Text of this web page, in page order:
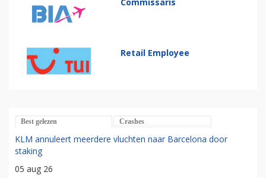
Commissaris
Retail Employee
Best gelezen Crashes
KLM annuleert meerdere vluchten naar Barcelona door
staking
05 aug 26